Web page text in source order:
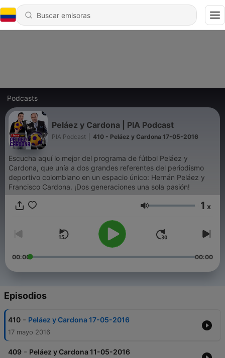
Podcasts
Peláez y Cardona | PIA Podcast
PIA Podcast 410 - Peláez y Cardona 17-05-2016
Escucha aquí lo mejor del programa de fútbol Peláez y
Cardona, que unía a dos grandes referentes del periodismo
deportivo colombiano en un espacio único: Hernán Peláez y
Francisco Cardona. ¡Dos generaciones una sola pasión!
Volumen 1 x
00:00 00:00
Episodios
410 - Peláez y Cardona 17-05-2016
17 mayo 2016
409 - Peláez y Cardona 11-05-2016